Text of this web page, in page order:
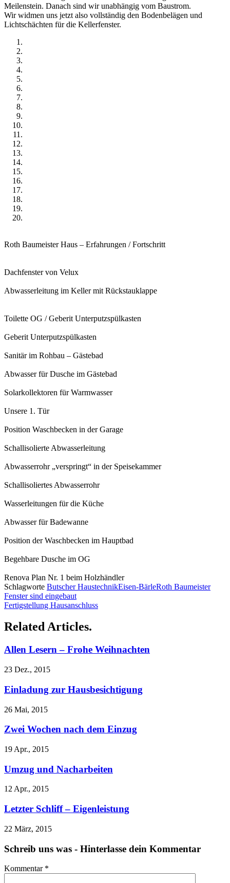
Meilenstein. Danach sind wir unabhängig vom Baustrom.
Wir widmen uns jetzt also vollständig den Bodenbelägen und
Lichtschächten für die Kellerfenster.
Roth Baumeister Haus – Erfahrungen / Fortschritt
Dachfenster von Velux
Abwasserleitung im Keller mit Rückstauklappe
Toilette OG / Geberit Unterputzspülkasten
Geberit Unterputzspülkasten
Sanitär im Rohbau – Gästebad
Abwasser für Dusche im Gästebad
Solarkollektoren für Warmwasser
Unsere 1. Tür
Position Waschbecken in der Garage
Schallisolierte Abwasserleitung
Abwasserrohr „verspringt“ in der Speisekammer
Schallisoliertes Abwasserrohr
Wasserleitungen für die Küche
Abwasser für Badewanne
Position der Waschbecken im Hauptbad
Begehbare Dusche im OG
Renova Plan Nr. 1 beim Holzhändler
Schlagworte Butscher HaustechnikEisen-BärleRoth Baumeister
Fenster sind eingebaut
Fertigstellung Hausanschluss
Related Articles.
Allen Lesern – Frohe Weihnachten
23 Dez., 2015
Einladung zur Hausbesichtigung
26 Mai, 2015
Zwei Wochen nach dem Einzug
19 Apr., 2015
Umzug und Nacharbeiten
12 Apr., 2015
Letzter Schliff – Eigenleistung
22 März, 2015
Schreib uns was - Hinterlasse dein Kommentar
Kommentar *